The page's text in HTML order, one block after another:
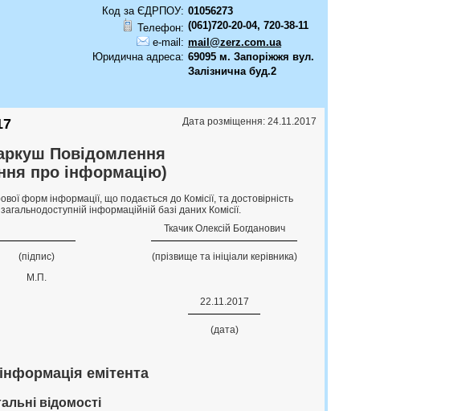
Код за ЄДРПОУ: 01056273
Телефон: (061)720-20-04, 720-38-11
e-mail: mail@zerz.com.ua
Юридична адреса: 69095 м. Запоріжжя вул.
Залізнична буд.2
Дата розміщення: 24.11.2017
Повідомлення
про інформацію)
форм інформації, що подається до Комісії, та достовірність
інформаційній базі даних Комісії.
(підпис)
М.П.
Ткачик Олексiй Богданович
(прізвище та ініціали керівника)
22.11.2017
(дата)
емітента
відомості